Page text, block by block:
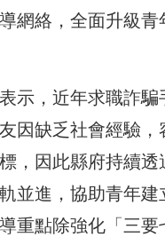
網絡，全面升級青
示，近年求職詐騙
因缺乏社會經驗，
，因此縣府持續透
並進，協助青年建
重點除強化「三要